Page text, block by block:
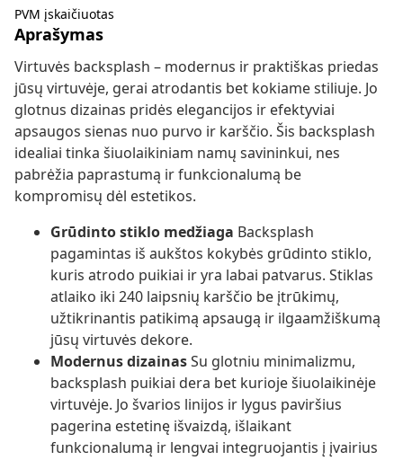
PVM įskaičiuotas
Aprašymas
Virtuvės backsplash – modernus ir praktiškas priedas
jūsų virtuvėje, gerai atrodantis bet kokiame stiliuje. Jo
glotnus dizainas pridės elegancijos ir efektyviai
apsaugos sienas nuo purvo ir karščio. Šis backsplash
idealiai tinka šiuolaikiniam namų savininkui, nes
pabrėžia paprastumą ir funkcionalumą be
kompromisų dėl estetikos.
Grūdinto stiklo medžiaga Backsplash
pagamintas iš aukštos kokybės grūdinto stiklo,
kuris atrodo puikiai ir yra labai patvarus. Stiklas
atlaiko iki 240 laipsnių karščio be įtrūkimų,
užtikrinantis patikimą apsaugą ir ilgaamžiškumą
jūsų virtuvės dekore.
Modernus dizainasSu glotniu minimalizmu,
backsplash puikiai dera bet kurioje šiuolaikinėje
virtuvėje. Jo švarios linijos ir lygus paviršius
pagerina estetinę išvaizdą, išlaikant
funkcionalumą ir lengvai integruojantis į įvairius